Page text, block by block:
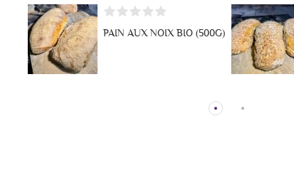
PAIN AUX NOIX BIO (500G)